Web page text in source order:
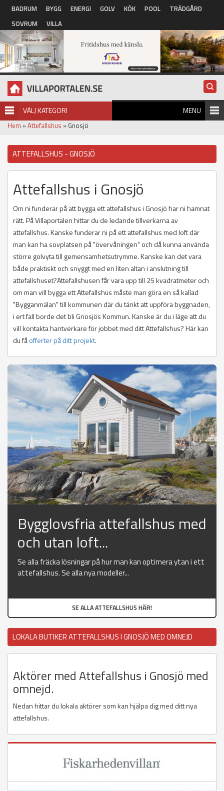
Hoppa till huvudinnehåll
BADRUM BYGG ENERGI GOLV KÖK POOL
TRÄDGÅRD
SOVRUM
VILLA
VÄLJ KATEGORI MENU
Hem »Attefallshus » Gnosjö
ATTEFALLSHUS - GNOSJÖ
Attefallshus i Gnosjö
Om ni funderar på att bygga ett attefallshus i Gnosjö har ni hamnat
rätt. På Villaportalen hittar du de ledande tillverkarna av
attefallshus. Kanske funderar ni på ett attefallshus med loft där
man kan ha sovplatsen på "övervåningen" och då kunna använda
större golvyta till gemensamhetsutrymme. Kanske kan det vara
både praktiskt och snyggt med en liten altan i anslutning till
attefallshuset?Attefallshusen får vara upp till 25 kvadratmeter och
om man vill bygga ett Attefallshus måste man göra en så kallad
"Bygganmälan" till kommunen där du tänkt att uppföra byggnaden,
i ert fall borde det bli Gnosjös Kommun. Kanske är du i läge att du
vill kontakta hantverkare för jobbet med ditt Attefallshus? Här kan
du fåofferter på ditt projekt.
Bygglovsfria attefallshus med
och utan loft...
Se alla fräcka lösningar på hur man kan optimera ytan i ett
attefallshus. Se alla nya modeller...
SE ALLA ATTEFALLSHUS HÄR!
LOKALA BUTIKER ATTEFALLSHUS I GNOSJÖ MED OMNEJD
Aktörer med Attefallshus i Gnosjö med
omnejd.
Nedan hittar du lokala aktörer som kan hjälpa dig med ditt nya
attefallshus.